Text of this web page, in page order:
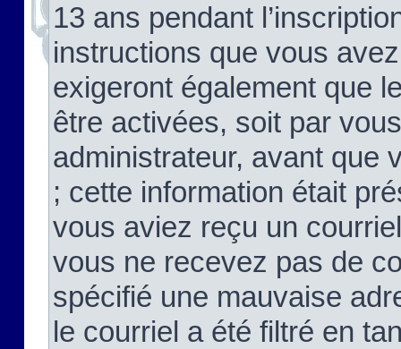
13 ans pendant
instructions que vous
exigeront également que
être activées, soit par
administrateur, avant que
; cette information était
vous aviez reçu un
vous ne recevez pas de
spécifié une mauvaise
le courriel a été filtré en